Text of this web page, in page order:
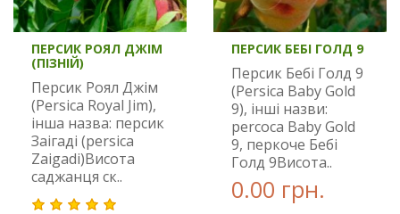
ПЕРСИК РОЯЛ ДЖІМ
(ПІЗНІЙ)
Персик Роял Джім
(Persica Royal Jim),
інша назва: персик
Заігаді (persica
Zaigadi)Висота
саджанця ск..
ПЕРСИК БЕБІ ГОЛД 9
Персик Бебі Голд 9
(Persica Baby Gold
9), інші назви:
percoca Baby Gold
9, перкоче Бебі
Голд 9Висота..
0.00 грн.